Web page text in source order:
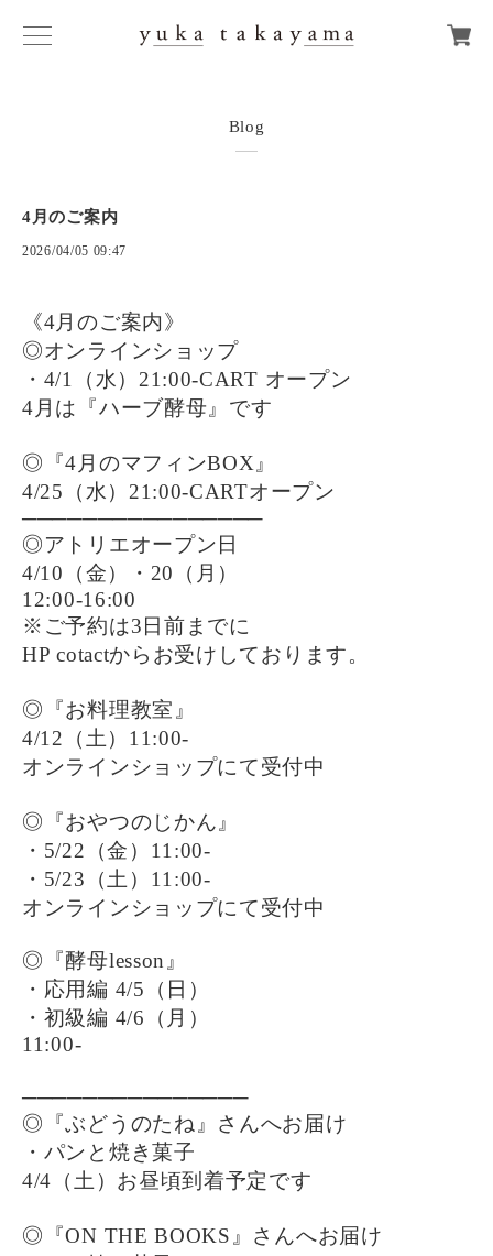
Blog
4月のご案内
2026/04/05 09:47
《4月のご案内》
◎オンラインショップ
・4/1（水）21:00-CART オープン
4月は『ハーブ酵母』です
◎『4月のマフィンBOX』
4/25（水）21:00-CARTオープン
────────────────
◎アトリエオープン日
4/10（金）・20（月）
12:00-16:00
※ご予約は3日前までに
HP cotactからお受けしております。
◎『お料理教室』
4/12（土）11:00-
オンラインショップにて受付中
◎『おやつのじかん』
・5/22（金）11:00-
・5/23（土）11:00-
オンラインショップにて受付中
◎『酵母lesson』
・応用編 4/5（日）
・初級編 4/6（月）
11:00-
───────────────
◎『ぶどうのたね』さんへお届け
・パンと焼き菓子
4/4（土）お昼頃到着予定です
◎『ON THE BOOKS』さんへお届け